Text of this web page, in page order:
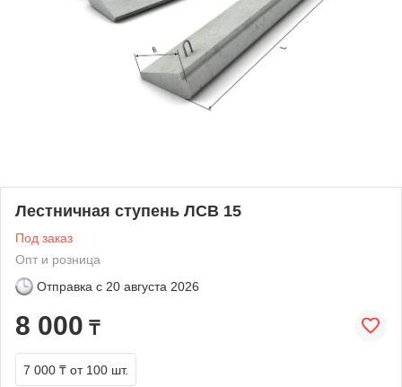
Лестничная ступень ЛСВ 15
Под заказ
Опт и розница
Отправка с 20 августа 2026
8 000 ₸
7 000 ₸ от 100 шт.